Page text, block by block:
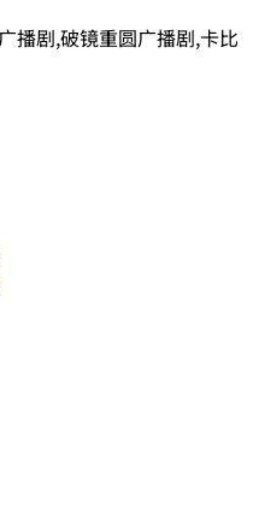
播剧,破镜重圆广播剧,卡比